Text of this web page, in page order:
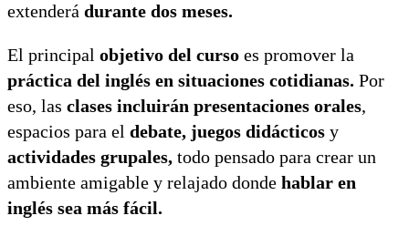
extenderá durante dos meses.
El principal objetivo del curso es promover la
práctica del inglés en situaciones cotidianas. Por
eso, las clases incluirán presentaciones orales,
espacios para el debate, juegos didácticos y
actividades grupales, todo pensado para crear un
ambiente amigable y relajado donde hablar en
inglés sea más fácil.